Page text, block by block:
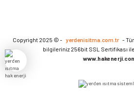
Copyright 2025 © - yerdenisitma.com.tr -
bilgileriniz 256bit SSL Sertifikası